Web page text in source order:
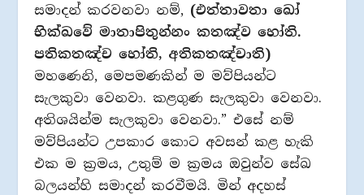
සමාදන් කරවනවා නම්, (එත්තාවතා ඛෝ
භික්ඛවේ මාතාපිතුන්නං කතඤ්ව හෝති.
පතිකතඤ්ච හෝති, අතිකතඤ්චාති)
මහණෙනි, මෙපමණකින් ම මව්පියන්ට
සැලකුවා වෙනවා. කළගුණ සැලකුවා වෙනවා.
අතිශයින්ම සැලකුවා වෙනවා.” එසේ නම්
මව්පියන්ට උපකාර කොට අවසන් කළ හැකි
එක ම ක්‍රමය, උතුම් ම ක්‍රමය ඔවුන්ව සේඛ
බලයන්හි සමාදන් කරවීමයි. මින් අදහස්